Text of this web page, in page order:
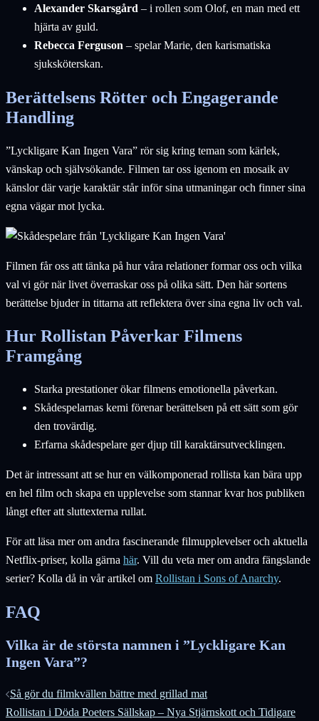
Alexander Skarsgård – i rollen som Olof, en man med ett
hjärta av guld.
Rebecca Ferguson – spelar Marie, den karismatiska
sjuksköterskan.
Berättelsens Rötter och Engagerande
Handling
”Lyckligare Kan Ingen Vara” rör sig kring teman som kärlek,
vänskap och självsökande. Filmen tar oss igenom en mosaik av
känslor där varje karaktär står inför sina utmaningar och finner sina
egna vägar mot lycka.
Filmen får oss att tänka på hur våra relationer formar oss och vilka
val vi gör när livet överraskar oss på olika sätt. Den här sortens
berättelse bjuder in tittarna att reflektera över sina egna liv och val.
Hur Rollistan Påverkar Filmens
Framgång
Starka prestationer ökar filmens emotionella påverkan.
Skådespelarnas kemi förenar berättelsen på ett sätt som gör
den trovärdig.
Erfarna skådespelare ger djup till karaktärsutvecklingen.
Det är intressant att se hur en välkomponerad rollista kan bära upp
en hel film och skapa en upplevelse som stannar kvar hos publiken
långt efter att sluttexterna rullat.
För att läsa mer om andra fascinerande filmupplevelser och aktuella
Netflix-priser, kolla gärna här. Vill du veta mer om andra fängslande
serier? Kolla då in vår artikel om Rollistan i Sons of Anarchy.
FAQ
Vilka är de största namnen i ”Lyckligare Kan
Ingen Vara”?
Inläggsnavigering
Så gör du filmkvällen bättre med grillad mat
Rollistan i Döda Poeters Sällskap – Nya Stjärnskott och Tidigare